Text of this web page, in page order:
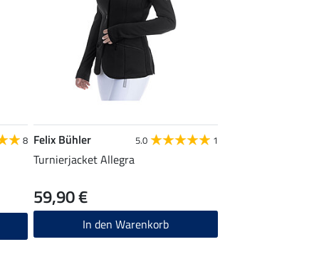
8 Felix Bühler 5.0 1
Turnierjacket Allegra
59,90 €
In den Warenkorb